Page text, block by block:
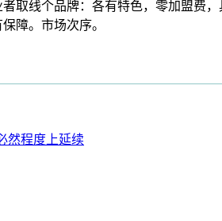
取线个品牌：各有特色，零加盟费
障。市场次序。
然程度上延续